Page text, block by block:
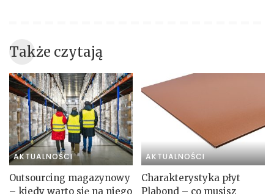
Także czytają
AKTUALNOŚCI
Outsourcing magazynowy
– kiedy warto się na niego
AKTUALNOŚCI
Charakterystyka płyt
Plabond – co musisz